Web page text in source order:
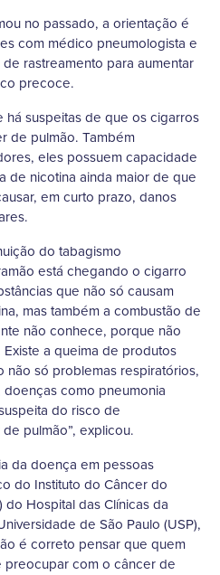
no passado, a orientação é
com médico pneumologista e
rastreamento para aumentar
precoce.
há suspeitas de que os cigarros
de pulmão. Também
eles possuem capacidade
de nicotina ainda maior de que
em curto prazo, danos
do tabagismo
está chegando o cigarro
que não só causam
mas também a combustão de
não conhece, porque não
a queima de produtos
só problemas respiratórios,
como pneumonia
do risco de
pulmão”, explicou.
da doença em pessoas
do Instituto do Câncer do
Hospital das Clínicas da
de São Paulo (USP),
é correto pensar que quem
preocupar com o câncer de